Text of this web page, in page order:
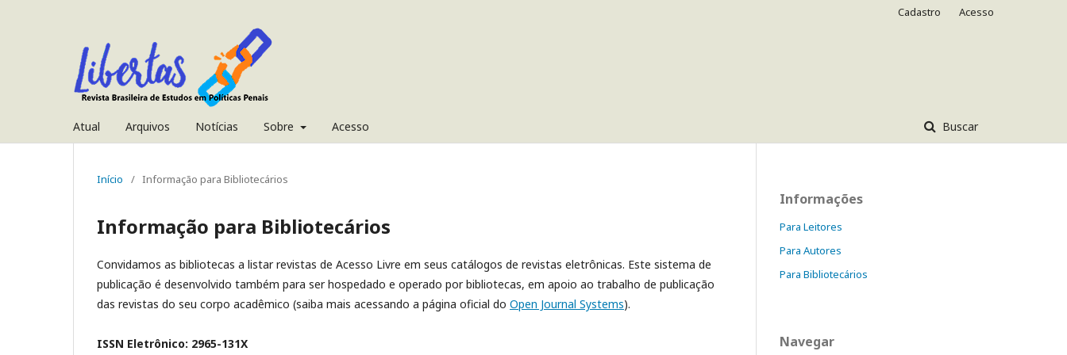
Atual Arquivos Notícias Sobre Acesso Buscar
Cadastro Acesso
Início / Informação para Bibliotecários
Informação para Bibliotecários
Convidamos as bibliotecas a listar revistas de Acesso Livre em seus catálogos de revistas eletrônicas. Este sistema de
publicação é desenvolvido também para ser hospedado e operado por bibliotecas, em apoio ao trabalho de publicação
das revistas do seu corpo acadêmico (saiba mais acessando a página oficial do Open Journal Systems).
ISSN Eletrônico: 2965-131X
Informações
Para Leitores
Para Autores
Para Bibliotecários
Navegar